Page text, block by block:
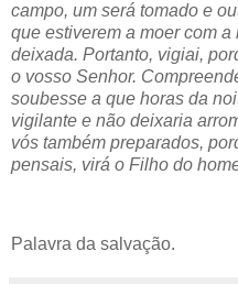
campo, um será tomado e
que estiverem a moer com
deixada. Portanto, vigiai,
o vosso Senhor.
soubesse a que horas da
vigilante e não deixaria
vós também preparados,
pensais, virá o Filho do
Palavra da salvação.